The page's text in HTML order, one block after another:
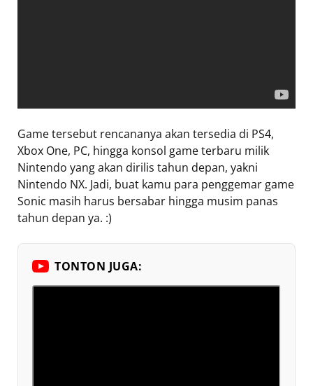
Game tersebut rencananya akan tersedia di PS4,
Xbox One, PC, hingga konsol game terbaru milik
Nintendo yang akan dirilis tahun depan, yakni
Nintendo NX. Jadi, buat kamu para penggemar game
Sonic masih harus bersabar hingga musim panas
tahun depan ya. :)
TONTON JUGA: